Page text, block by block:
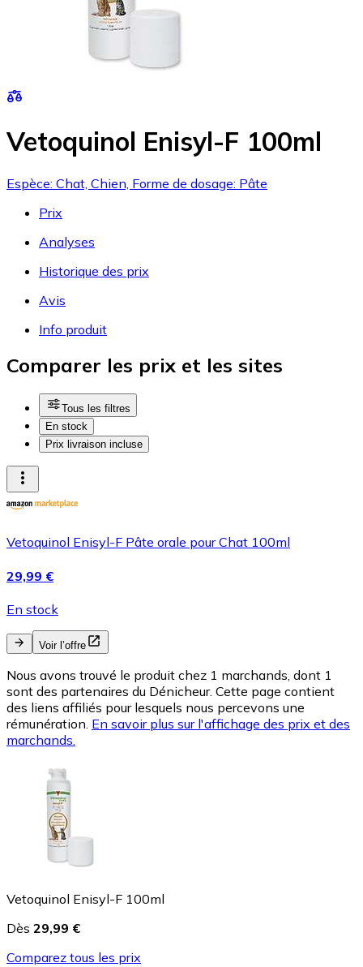
Vetoquinol Enisyl-F 100ml
Espèce: Chat, Chien, Forme de dosage: Pâte
Prix
Analyses
Historique des prix
Avis
Info produit
Comparer les prix et les sites
Tous les filtres
En stock
Prix livraison incluse
Vetoquinol Enisyl-F Pâte orale pour Chat 100ml
29,99 €
En stock
Voir l’offre
Nous avons trouvé le produit chez 1 marchands, dont 1
sont des partenaires du Dénicheur. Cette page contient
des liens affiliés pour lesquels nous percevons une
rémunération. En savoir plus sur l'affichage des prix et des
marchands.
Vetoquinol Enisyl-F 100ml
Dès 29,99 €
Comparez tous les prix